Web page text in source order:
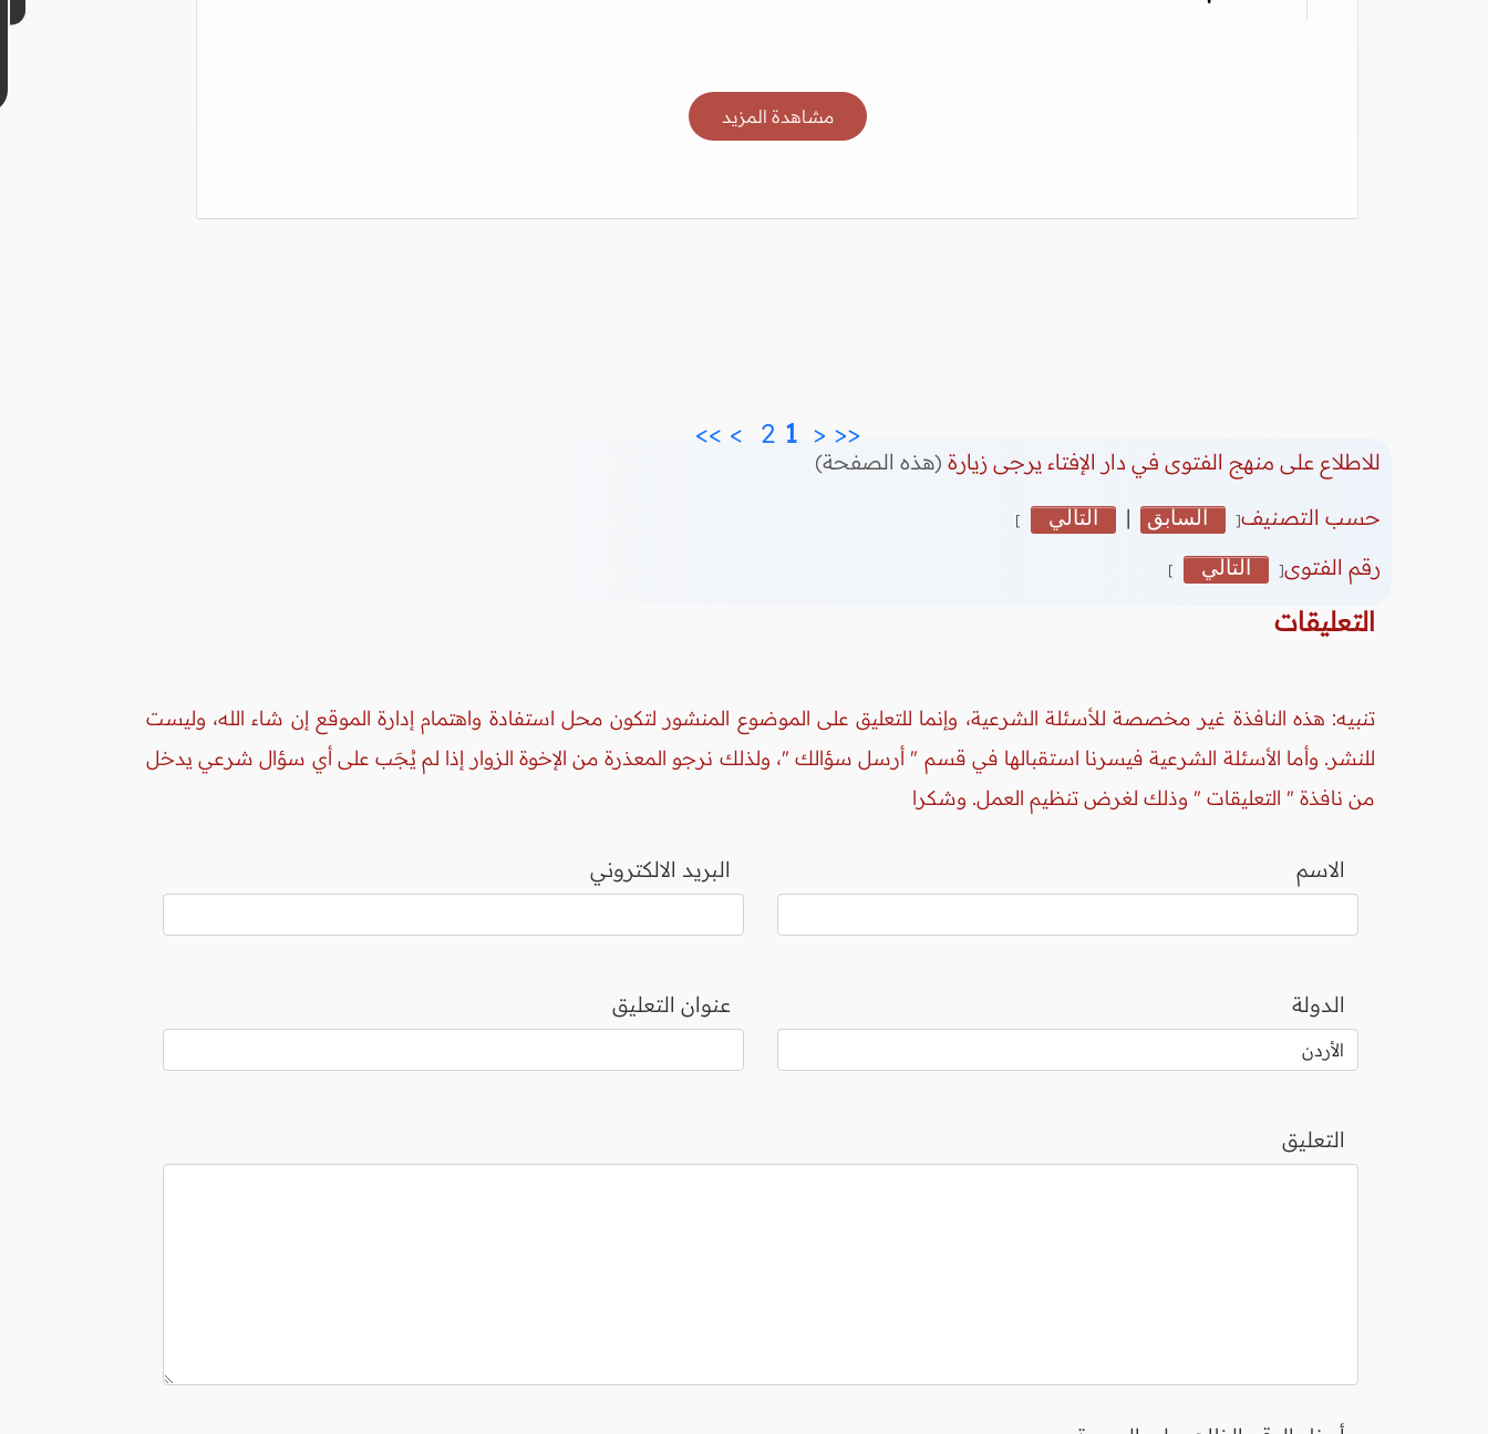
مشاهدة المزيد
<<
<
2
>
>>
للاطلاع على منهج الفتوى في دار الإفتاء يرجى زيارة (هذه الصفحة)
حسب التصنيف[ السابق | التالي ]
رقم الفتوى[ التالي ]
التعليقات
تنبيه: هذه النافذة غير مخصصة للأسئلة الشرعية، وإنما للتعليق على الموضوع المنشور لتكون محل استفادة واهتمام إدارة الموقع إن شاء الله، وليست
للنشر. وأما الأسئلة الشرعية فيسرنا استقبالها في قسم " أرسل سؤالك "، ولذلك نرجو المعذرة من الإخوة الزوار إذا لم يُجَب على أي سؤال شرعي يدخل
من نافذة " التعليقات " وذلك لغرض تنظيم العمل. وشكرا
الاسم البريد الالكتروني
الدولة عنوان التعليق
التعليق